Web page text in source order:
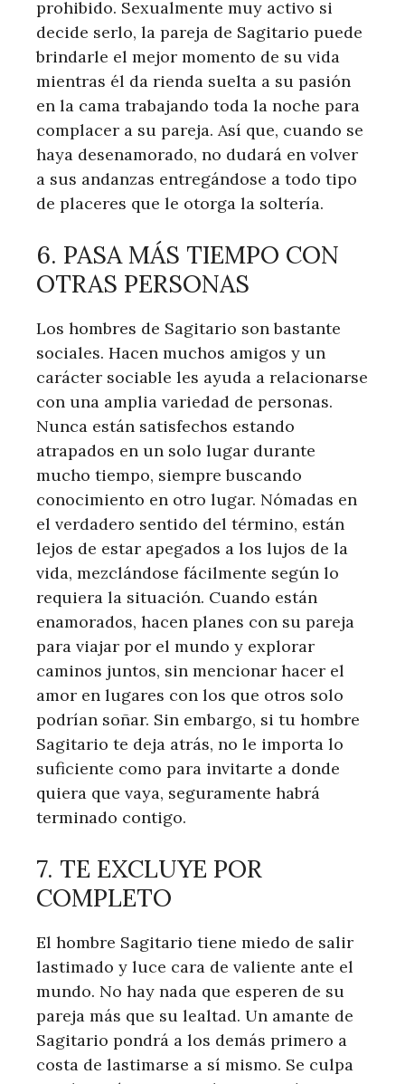
prohibido. Sexualmente muy activo si
decide serlo, la pareja de Sagitario puede
brindarle el mejor momento de su vida
mientras él da rienda suelta a su pasión
en la cama trabajando toda la noche para
complacer a su pareja. Así que, cuando se
haya desenamorado, no dudará en volver
a sus andanzas entregándose a todo tipo
de placeres que le otorga la soltería.
6. PASA MÁS TIEMPO CON
OTRAS PERSONAS
Los hombres de Sagitario son bastante
sociales. Hacen muchos amigos y un
carácter sociable les ayuda a relacionarse
con una amplia variedad de personas.
Nunca están satisfechos estando
atrapados en un solo lugar durante
mucho tiempo, siempre buscando
conocimiento en otro lugar. Nómadas en
el verdadero sentido del término, están
lejos de estar apegados a los lujos de la
vida, mezclándose fácilmente según lo
requiera la situación. Cuando están
enamorados, hacen planes con su pareja
para viajar por el mundo y explorar
caminos juntos, sin mencionar hacer el
amor en lugares con los que otros solo
podrían soñar. Sin embargo, si tu hombre
Sagitario te deja atrás, no le importa lo
suficiente como para invitarte a donde
quiera que vaya, seguramente habrá
terminado contigo.
7. TE EXCLUYE POR
COMPLETO
El hombre Sagitario tiene miedo de salir
lastimado y luce cara de valiente ante el
mundo. No hay nada que esperen de su
pareja más que su lealtad. Un amante de
Sagitario pondrá a los demás primero a
costa de lastimarse a sí mismo. Se culpa